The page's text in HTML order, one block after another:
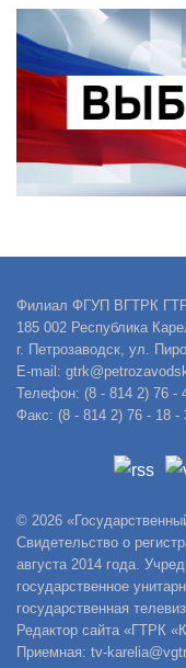
Филиал ФГУП ВГТРК
185 002 Республика
г. Петрозаводск, ул.
E-mail:
Телефон: (8 - 814 2) 76 -
Факс: (8 - 814 2) 76 - 18 -
© 2026
Свидетельство о
августа 2014 года.
государственное
государственная
Редактор сайта «ГТРК
Приемная: tv-